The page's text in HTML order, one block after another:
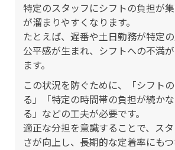
特定のスタッフにシフトの負担が
が溜まりやすくなります。
たとえば、遅番や土日勤務が特定
公平感が生まれ、シフトへの不満
ます。
この状況を防ぐために、「シフト
る」「特定の時間帯の負担が続か
る」などの工夫が必要です。
適正な分担を意識することで、ス
さが向上し、長期的な定着率にもつ